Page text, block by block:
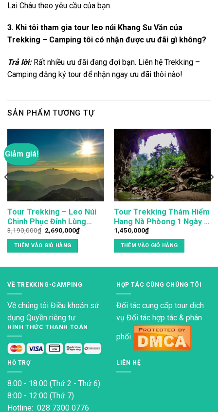
Lai Châu theo yêu cầu của bạn.
3. Khi tôi tham gia tour leo núi Khang Su Văn của
Trekking – Camping tôi có nhận được ưu đãi gì không?
Trả lời:Rất nhiều ưu đãi đang đợi bạn. Liên hệ Trekking –
Camping đăng ký tour để nhận ngay ưu đãi thôi nào!
SẢN PHẨM TƯƠNG TỰ
Giảm giá!
Tour Trekking – Leo Núi
Chinh Phục Đỉnh Lùng
Cúng 2N3Đ Giá Rẻ Nhất
Thị Trường
3,190,000₫ Giá
gốc
là:
3,190,000₫.
2,690,000₫Giá
hiện
2,690,000₫.
THÊM VÀO GIỎ HÀNG
Tour Trekking Thám Hiểm
Hang Nà Phòong 1 Ngày Ở
Ba Bể
1,450,000₫
THÊM VÀO GIỎ HÀNG
VỀ TREKKING-CAMPING
Về chúng tôi Điều khoản sử
dụng Quyền riêng tư
HÌNH THỨC THANH TOÁN
HỢP TÁC CÙNG CHÚNG TÔI
Đối tác cung cấp tour dịch
vụ Đối tác hợp tác & phân
phối
HỖ TRỢ
8:00 - 18:00 (Thứ 2 - Thứ 6)
8:00 - 12:00 (Thứ 7)
Hotline: 028 7300 0776
LIÊN HỆ